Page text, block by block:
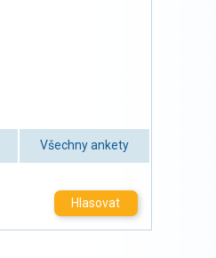
Všechny ankety
Hlasovat